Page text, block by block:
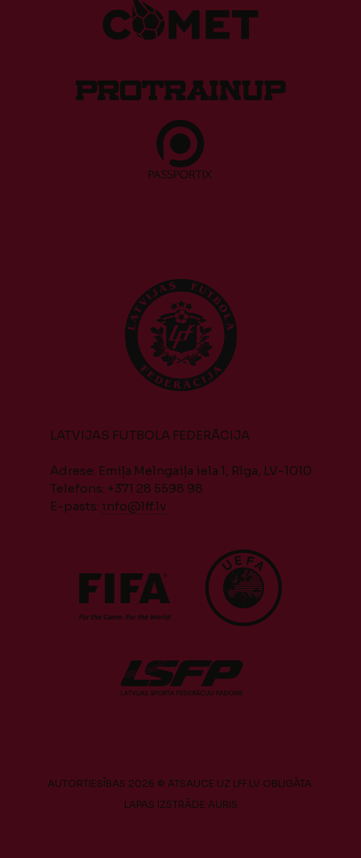
LATVIJAS FUTBOLA FEDERĀCIJA
Adrese: Emiļa Melngaiļa iela 1, Rīga, LV-1010
Telefons: +371 28 5598 98
E-pasts: info@lff.lv
AUTORTIESĪBAS 2026 © ATSAUCE UZ LFF.LV OBLIGĀTA.
LAPAS IZSTRĀDE AURIS